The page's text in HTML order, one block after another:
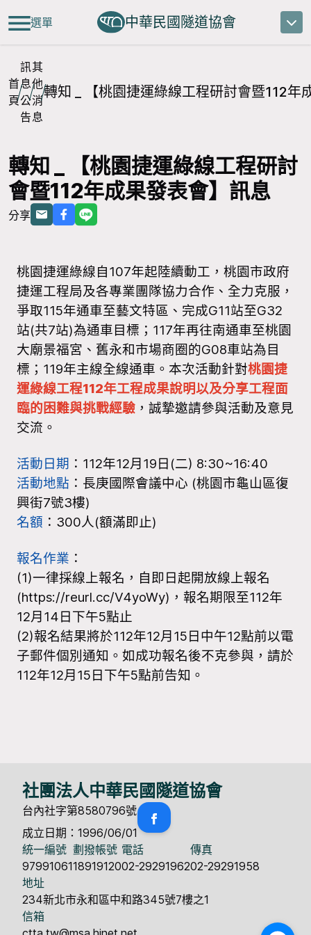
選單 中華民國隧道協會
首
頁
訊
息
公
告
其
他
消
息
轉知 _ 【桃園捷運綠線工程研討會暨112年
轉知 _ 【桃園捷運綠線工程研討
會暨112年成果發表會】訊息
分享
桃園捷運綠線自107年起陸續動工，桃園市政府
捷運工程局及各專業團隊協力合作、全力克服，
爭取115年通車至藝文特區、完成G11站至G32
站(共7站)為通車目標；117年再往南通車至桃園
大廟景福宮、舊永和市場商圈的G08車站為目
標；119年主線全線通車。本次活動針對桃園捷
運綠線工程112年工程成果說明以及分享工程面
臨的困難與挑戰經驗 ，誠摯邀請參與活動及意見
交流。
活動日期 ：112年12月19日(二) 8:30~16:40
活動地點 ：長庚國際會議中心 (桃園市龜山區復
興街7號3樓)
名額 ：300人(額滿即止)
報名作業 ：
(1)一律採線上報名，自即日起開放線上報名
(https://reurl.cc/V4yoWy)，報名期限至112年
12月14日下午5點止
(2)報名結果將於112年12月15日中午12點前以電
子郵件個別通知。如成功報名後不克參與，請於
112年12月15日下午5點前告知。
社團法人中華民國隧道協會
台內社字第8580796號
成立日期：1996/06/01
統一編號
97991061
劃撥帳號
18919120
電話
02-29291962
傳真
02-29291958
地址
234新北市永和區中和路345號7樓之1
信箱